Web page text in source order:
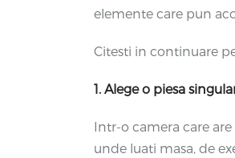
elemente care pun
Citesti in continuare
1. Alege o piesa
Intr-o camera care
unde luati masa, de